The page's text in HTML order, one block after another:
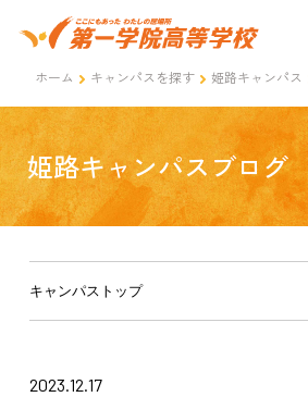
ホーム キャンパスを探す 姫路キャンパス
姫路キャンパスブログ
キャンパストップ
2023.12.17